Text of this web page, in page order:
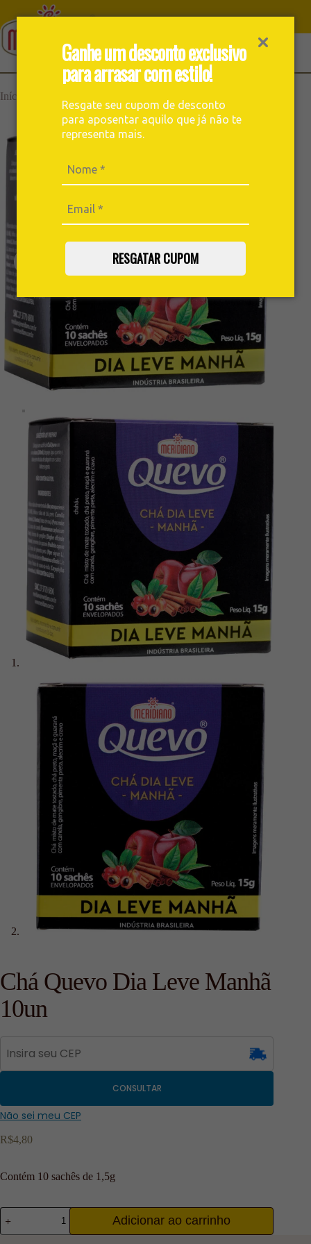
Ganhe um desconto exclusivo
para arrasar com estilo!
Resgate seu cupom de desconto
para aposentar aquilo que já não te
representa mais.
RESGATAR CUPOM
Início
Chá Quevo Dia Leve Manhã
10un
CONSULTAR
Não sei meu CEP
R$4,80
Contém 10 sachês de 1,5g
Adicionar ao carrinho